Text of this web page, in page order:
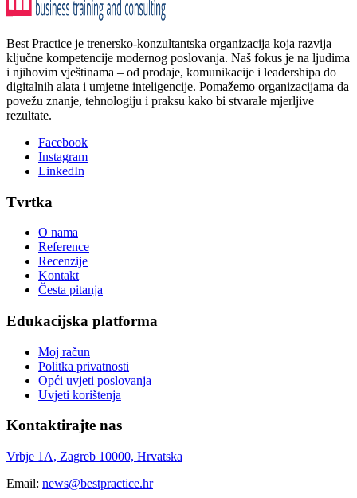
Best Practice je trenersko-konzultantska organizacija koja razvija
ključne kompetencije modernog poslovanja. Naš fokus je na ljudima
i njihovim vještinama – od prodaje, komunikacije i leadershipa do
digitalnih alata i umjetne inteligencije. Pomažemo organizacijama da
povežu znanje, tehnologiju i praksu kako bi stvarale mjerljive
rezultate.
Facebook
Instagram
LinkedIn
Tvrtka
O nama
Reference
Recenzije
Kontakt
Česta pitanja
Edukacijska platforma
Moj račun
Politka privatnosti
Opći uvjeti poslovanja
Uvjeti korištenja
Kontaktirajte nas
Vrbje 1A, Zagreb 10000, Hrvatska
Email: news@bestpractice.hr